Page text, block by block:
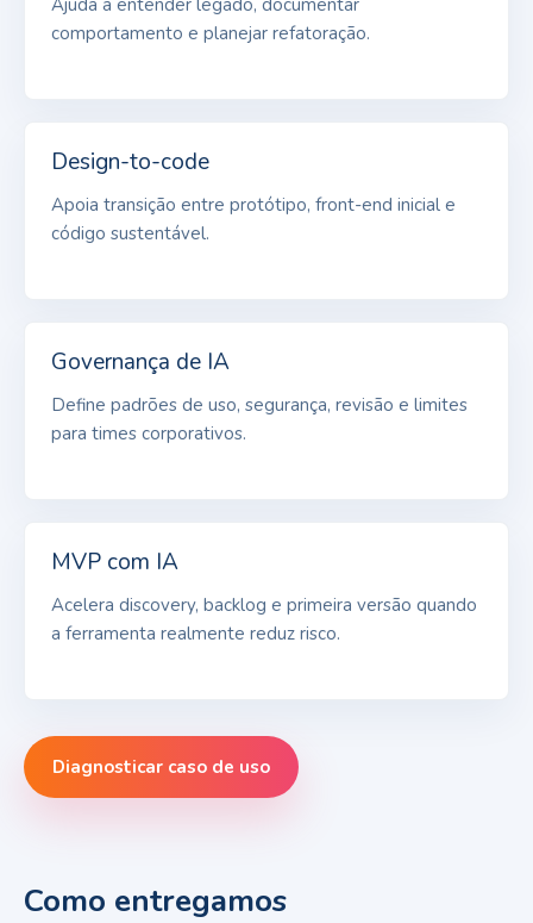
comportamento e planejar refatoração.
Design-to-code
Apoia transição entre protótipo, front-end inicial e
código sustentável.
Governança de IA
Define padrões de uso, segurança, revisão e limites
para times corporativos.
MVP com IA
Acelera discovery, backlog e primeira versão quando
a ferramenta realmente reduz risco.
Diagnosticar caso de uso
Como entregamos